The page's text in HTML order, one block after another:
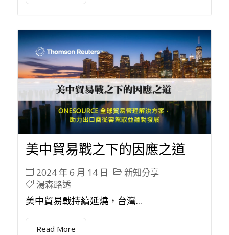
美中貿易戰之下的因應之道
2024 年 6 月 14 日
新知分享
湯森路透
美中貿易戰持續延燒，台灣...
Read More